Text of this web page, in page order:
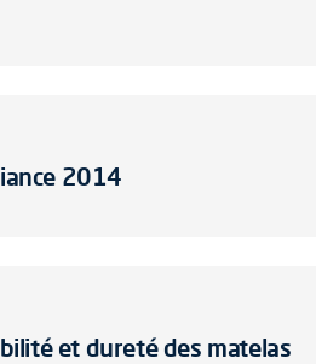
2014
et dureté des matelas